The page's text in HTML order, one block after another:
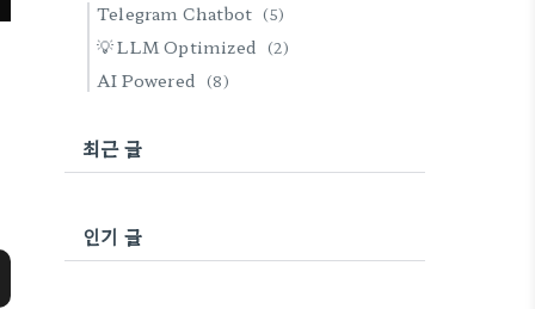
Telegram Chatbot (5)
💡 LLM Optimized (2)
AI Powered (8)
최근 글
인기 글